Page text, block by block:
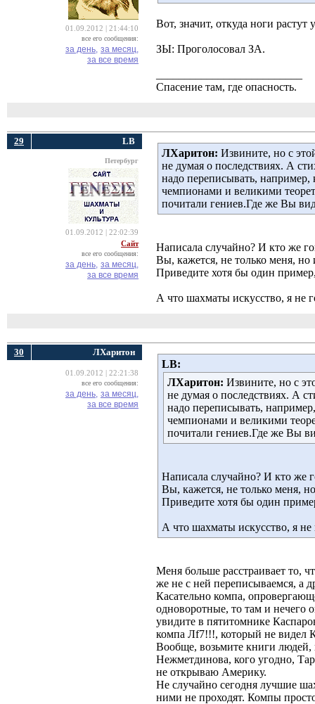
01.09.2012 | 21:44:10
все его сообщения:
за день, за месяц,
за все время
Вот, значит, откуда ноги
ЗЫ: Проголосовал ЗА.
Спасение там, где опасность.
29 LB
Петербург
01.09.2012 | 22:02:39
Сайт
все его сообщения:
за день, за месяц,
за все время
ЛХаритон: Извините, но с
не думая о последствиях. А
надо переписывать,
чемпионами и великими
почитали гениев.Где же Вы
Написала случайно? И кто же
Вы, кажется, не только меня,
Приведите хотя бы один
А что шахматы искусство, я не
30 ЛХаритон
01.09.2012 | 22:21:38
все его сообщения:
за день, за месяц,
за все время
LB:
ЛХаритон: Извините, но с
не думая о последствиях. А
надо переписывать,
чемпионами и великими
почитали гениев.Где же Вы
Написала случайно? И кто же
Вы, кажется, не только меня,
Приведите хотя бы один
А что шахматы искусство, я не
Меня больше расстраивает то,
же не с ней переписываемся, а
Касательно компа,
одноворотные, то там и нечего
увидите в пятитомнике
компа Лf7!!!, который не видел
Вообще, возьмите книги людей,
Нежметдинова, кого угодно,
не открываю Америку.
Не случайно сегодня лучшие
ними не проходят. Компы